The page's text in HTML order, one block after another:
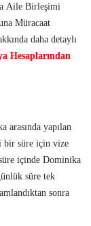
Aile Birleşimi
Müracaat
daha detaylı
Hesaplarından
arasında yapılan
bir süre için vize
içinde Dominika
süre tek
sonra